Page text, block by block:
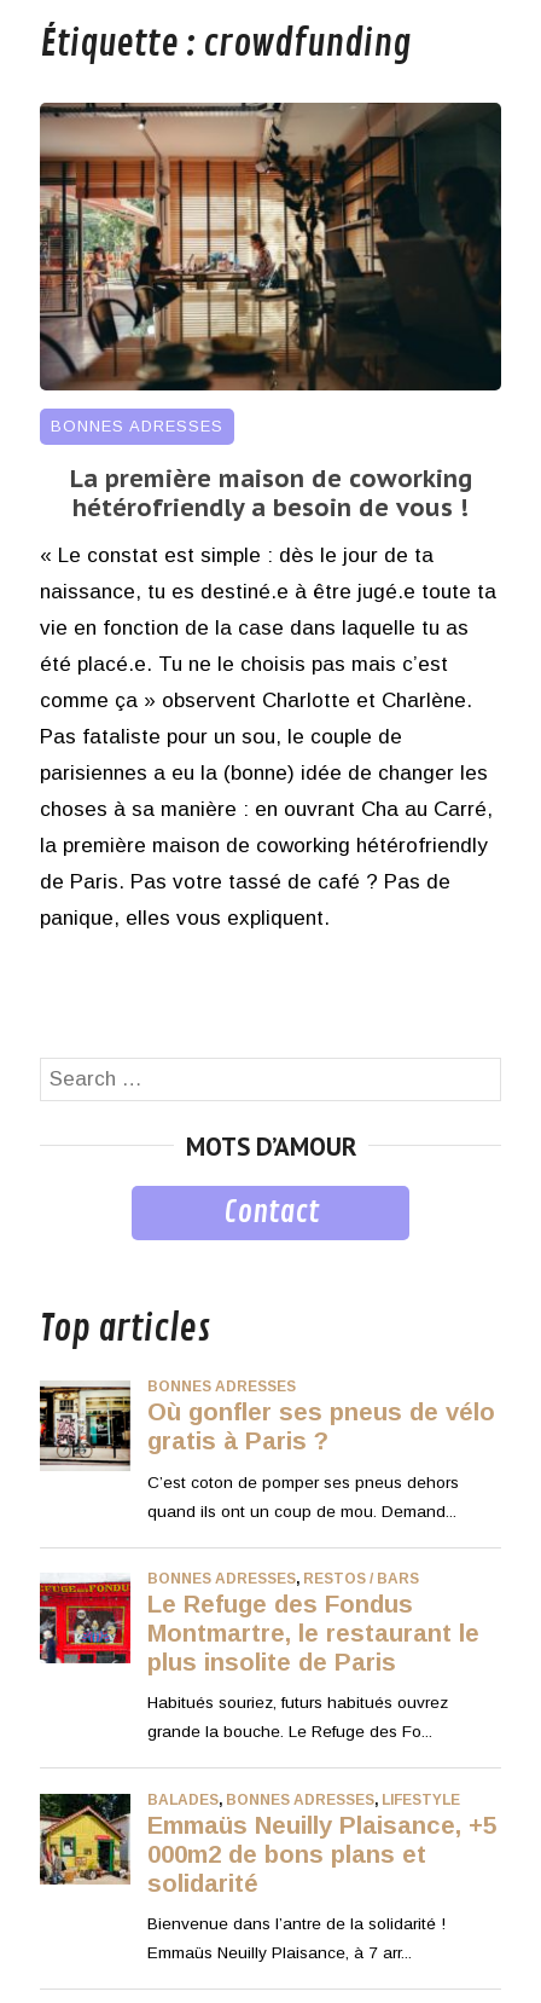
Étiquette : crowdfunding
BONNES ADRESSES
La première maison de coworking
hétérofriendly a besoin de vous !
« Le constat est simple : dès le jour de ta
naissance, tu es destiné.e à être jugé.e toute ta
vie en fonction de la case dans laquelle tu as
été placé.e. Tu ne le choisis pas mais c’est
comme ça » observent Charlotte et Charlène.
Pas fataliste pour un sou, le couple de
parisiennes a eu la (bonne) idée de changer les
choses à sa manière : en ouvrant Cha au Carré,
la première maison de coworking hétérofriendly
de Paris. Pas votre tassé de café ? Pas de
panique, elles vous expliquent.
Search
MOTS D’AMOUR
Contact
Top articles